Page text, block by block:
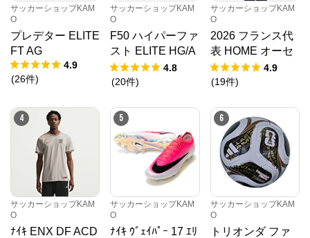
サッカーショップKAM
O
プレデター ELITE
FT AG
4.9
(26件)
サッカーショップKAM
O
F50 ハイパーファ
スト ELITE HG/A
G JAPAN 4.8
(20件)
サッカーショップKAM
O
2026 フランス代
表 HOME オーセ
ンティックユニフ
ォーム
4.9
(19件)
4
サッカーショップKAM
O
ﾅｲｷ ENX DF ACD
5
サッカーショップKAM
O
ﾅｲｷ ｳﾞｪｲﾊﾟｰ 17 ｴﾘ
6
サッカーショップKAM
O
トリオンダ ファ